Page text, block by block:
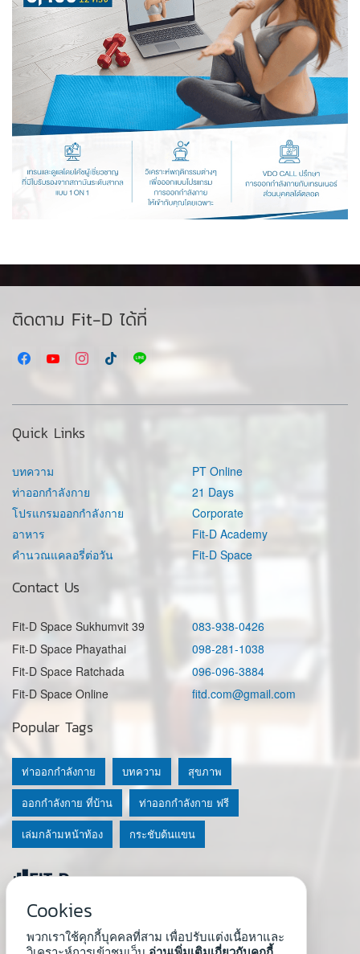
ติดตาม Fit-D ได้ที่
Quick Links
บทความ
ท่าออกกำลังกาย
โปรแกรมออกกำลังกาย
อาหาร
คำนวณแคลอรี่ต่อวัน
PT Online
21 Days
Corporate
Fit-D Academy
Fit-D Space
Contact Us
Fit-D Space Sukhumvit 39
083-938-0426
Fit-D Space Phayathai
098-281-1038
Fit-D Space Ratchada
096-096-3884
Fit-D Space Online
fitd.com@gmail.com
© 2020 Fit-D.com & Fit-D Finess
About Us | นโยบายความเป็นส่วนตัว|เงื่อนไขการใช้เว็บ
Popular Tags
ท่าออกกำลังกาย บทความ สุขภาพ
ออกกำลังกาย ที่บ้าน ท่าออกกำลังกาย ฟรี
เล่มกล้ามหน้าท้อง กระชับต้นแขน
Cookies
พวกเราใช้คุกกี้บุคคลที่สาม เพื่อปรับแต่งเนื้อหาและ